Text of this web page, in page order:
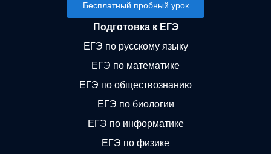
Бесплатный пробный урок
Подготовка к ЕГЭ
ЕГЭ по русскому языку
ЕГЭ по математике
ЕГЭ по обществознанию
ЕГЭ по биологии
ЕГЭ по информатике
ЕГЭ по физике